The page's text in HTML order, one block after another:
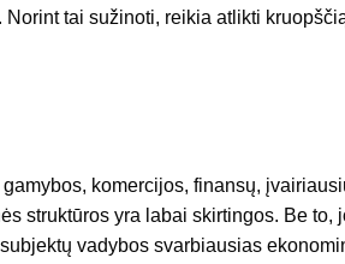
tai sužinoti, reikia atlikti
komercijos, finansų,
struktūros yra labai skirtingos. Be to,
vadybos svarbiausias